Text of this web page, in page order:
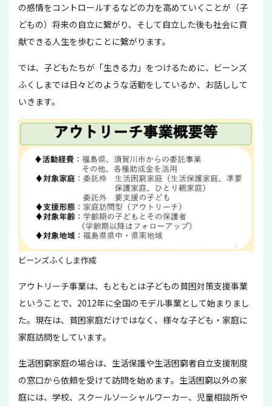
の感情をコントロールするなどの力を高めていくことが（子
どもの）将来の自立に繋がり、そして自立した後も社会に貢
献できる人生を歩むことに繋がります。
では、子どもたちが「生きる力」をつけるために、ビーンズ
ふくしまでは日々どのような活動をしているか、お話しして
いきます。
ビーンズふくしま作成
アウトリーチ事業は、もともとは子どもの貧困対策支援事業
ということで、2012年に全国のモデル事業として始まりまし
た。現在は、貧困家庭だけではなく、様々な子ども・家庭に
家庭訪問をしています。
生活困窮家庭の場合は、生活保護や生活困窮者自立支援制度
の窓口から依頼を受けて訪問を始めます。生活困窮以外の家
庭には、学校、スクールソーシャルワーカー、児童相談所や